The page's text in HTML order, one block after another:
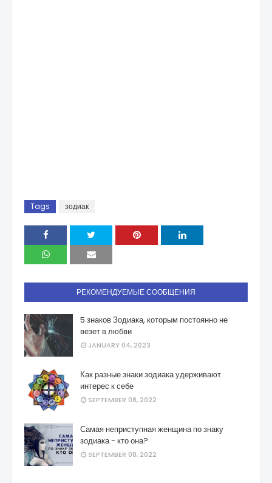
Tags зодиак
РЕКОМЕНДУЕМЫЕ СООБЩЕНИЯ
5 знаков Зодиака, которым постоянно не
везет в любви
JANUARY 04, 2023
Как разные знаки зодиака удерживают
интерес к себе
SEPTEMBER 08, 2022
Самая неприступная женщина по знаку
зодиака - кто она?
SEPTEMBER 08, 2022